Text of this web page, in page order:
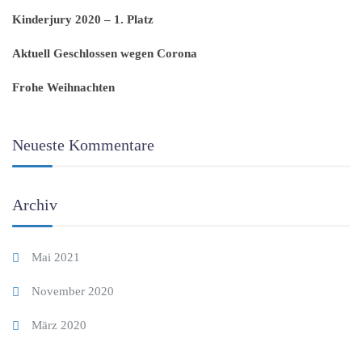
Kinderjury 2020 – 1. Platz
Aktuell Geschlossen wegen Corona
Frohe Weihnachten
Neueste Kommentare
Archiv
Mai 2021
November 2020
März 2020